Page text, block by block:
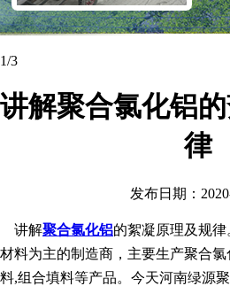
1/3
讲解聚合氯化铝
律
发布日期：
讲解聚合氯化铝的絮凝原理及规
材料为主的制造商，主要生产聚合
料,组合填料等产品。今天河南绿源